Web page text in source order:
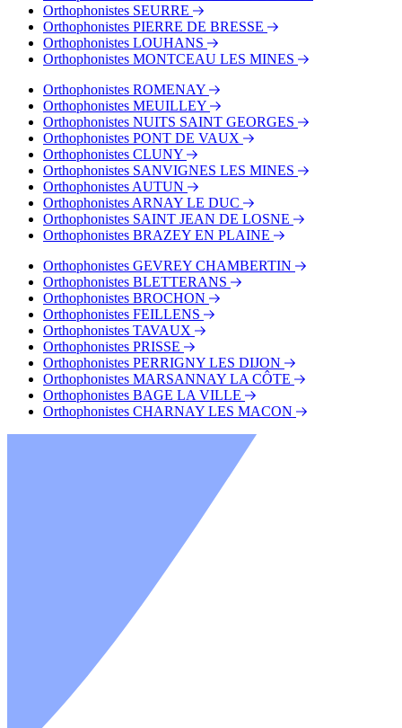
Orthophonistes SEURRE
Orthophonistes PIERRE DE BRESSE
Orthophonistes LOUHANS
Orthophonistes MONTCEAU LES MINES
Orthophonistes ROMENAY
Orthophonistes MEUILLEY
Orthophonistes NUITS SAINT GEORGES
Orthophonistes PONT DE VAUX
Orthophonistes CLUNY
Orthophonistes SANVIGNES LES MINES
Orthophonistes AUTUN
Orthophonistes ARNAY LE DUC
Orthophonistes SAINT JEAN DE LOSNE
Orthophonistes BRAZEY EN PLAINE
Orthophonistes GEVREY CHAMBERTIN
Orthophonistes BLETTERANS
Orthophonistes BROCHON
Orthophonistes FEILLENS
Orthophonistes TAVAUX
Orthophonistes PRISSE
Orthophonistes PERRIGNY LES DIJON
Orthophonistes MARSANNAY LA CÔTE
Orthophonistes BAGE LA VILLE
Orthophonistes CHARNAY LES MACON